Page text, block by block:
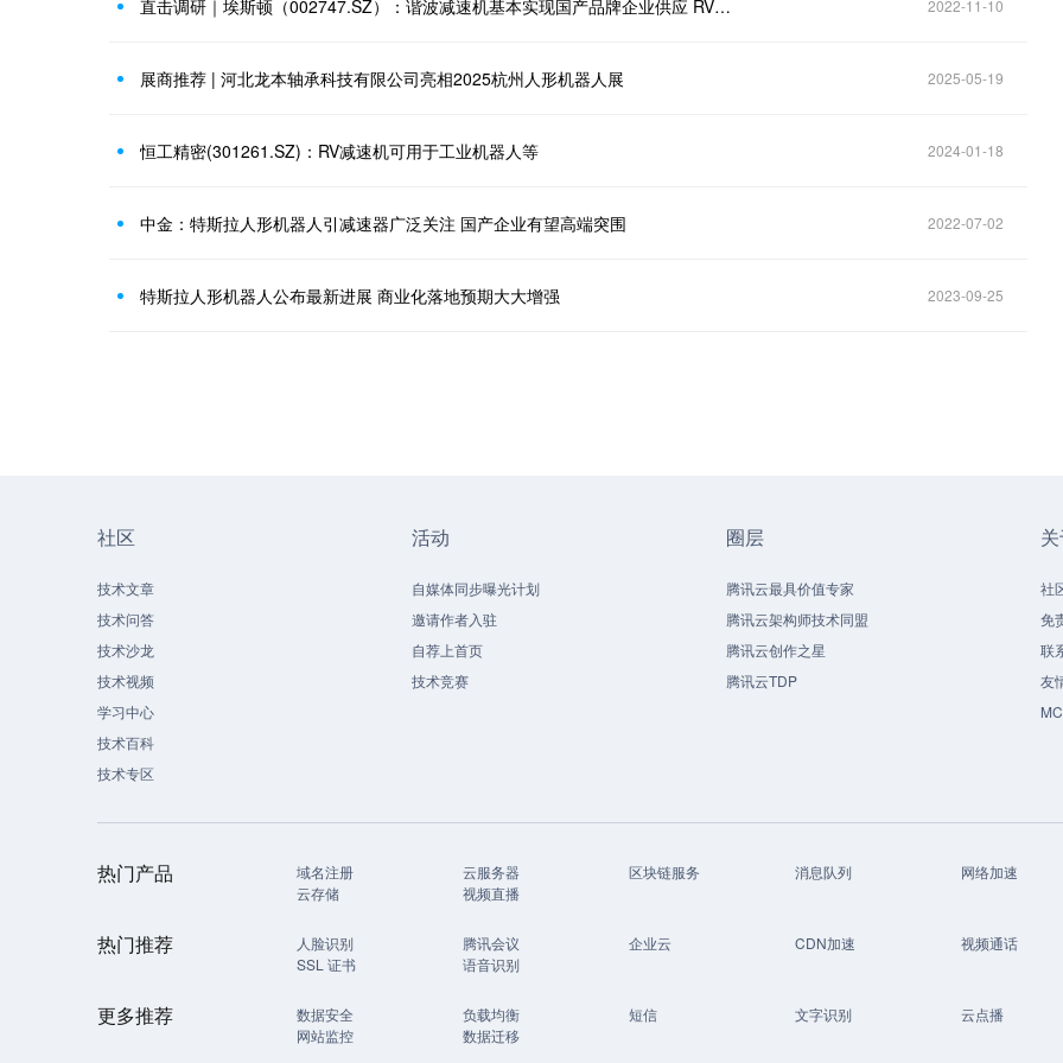
直击调研｜埃斯顿（002747.SZ）：谐波减速机基本实现国产品牌企业供应 RV减速机国产化品牌供应占比逐步上升 2022-11-10
展商推荐 | 河北龙本轴承科技有限公司亮相2025杭州人形机器人展 2025-05-19
恒工精密(301261.SZ)：RV减速机可用于工业机器人等 2024-01-18
中金：特斯拉人形机器人引减速器广泛关注 国产企业有望高端突围 2022-07-02
特斯拉人形机器人公布最新进展 商业化落地预期大大增强 2023-09-25
社区
技术文章
技术问答
技术沙龙
技术视频
学习中心
技术百科
技术专区
活动
自媒体同步曝光计划
邀请作者入驻
自荐上首页
技术竞赛
圈层
腾讯云最具价值专家
腾讯云架构师技术同盟
腾讯云创作之星
腾讯云TDP
社
免
联
友
热门产品 域名注册 云服务器 区块链服务 消息队列
网络加速
云存储
视频直播
热门推荐 人脸识别 腾讯会议 企业云 CDN加速
视频通话
SSL 证书
语音识别
更多推荐 数据安全 负载均衡 短信 文字识别
云点播
网站监控
数据迁移